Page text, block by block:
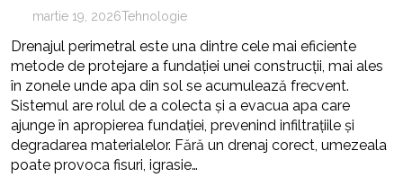
martie 19, 2026Tehnologie
Drenajul perimetral este una dintre cele mai eficiente
metode de protejare a fundației unei construcții, mai ales
în zonele unde apa din sol se acumulează frecvent.
Sistemul are rolul de a colecta și a evacua apa care
ajunge în apropierea fundației, prevenind infiltrațiile și
degradarea materialelor. Fără un drenaj corect, umezeala
poate provoca fisuri, igrasie…